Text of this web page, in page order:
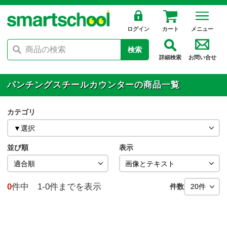
ログイン カート メニュー
検索
詳細検索 お問い合せ
パンチングスチールカウンターの商品一覧
カテゴリ
並び順 表示
0件中 1-0件までを表示 件数